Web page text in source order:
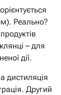
Реально?
– для
дії.
дистиляція
Другий